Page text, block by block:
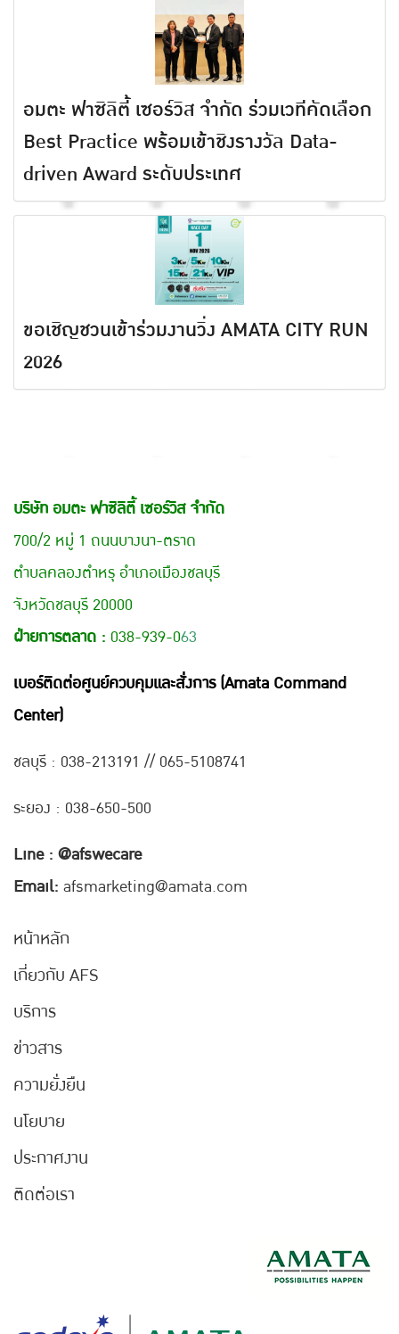
อมตะ ฟาซิลิตี้ เซอร์วิส จำกัด ร่วมเวทีคัดเลือก
Best Practice พร้อมเข้าชิงรางวัล Data-
driven Award ระดับประเทศ
ขอเชิญชวนเข้าร่วมงานวิ่ง AMATA CITY RUN
2026
บริษัท อมตะ ฟาซิลิตี้ เซอร์วิส จำกัด
700/2 หมู่ 1 ถนนบางนา-ตราด
ตำบลคลองตำหรุ อำเภอเมืองชลบุรี
จังหวัดชลบุรี 20000
ฝ่ายการตลาด : 038-939-063
เบอร์ติดต่อศูนย์ควบคุมและสั่งการ (Amata Command
Center)
ชลบุรี : 038-213191 // 065-5108741
ระยอง : 038-650-500
Line : @afswecare
Email: afsmarketing@amata.com
หน้าหลัก
เกี่ยวกับ AFS
บริการ
ข่าวสาร
ความยั่งยืน
นโยบาย
ประกาศงาน
ติดต่อเรา